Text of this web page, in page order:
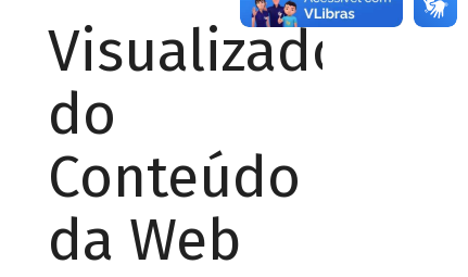
Visualizador
do
Conteúdo
da Web